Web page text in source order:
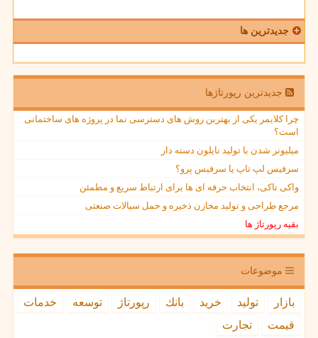
جدیدترین ها
جدیدترین رپورتاژها
چرا کلایمر یکی از بهترین روش های دسترسی نما در پروژه های ساختمانی
است؟
میلیونر شدن با تولید نایلون دسته دار
سرفیس لپ تاپ یا سرفیس پرو؟
واکی تاکی، انتخاب حرفه ای ها برای ارتباط سریع و مطمئن
مرجع طراحی و تولید مخازن ذخیره و حمل سیالات صنعتی
بقیه رپورتاژ ها
موضوعات
بازار تولید خرید بانك رپورتاژ توسعه
خدمات
قیمت
تجارت